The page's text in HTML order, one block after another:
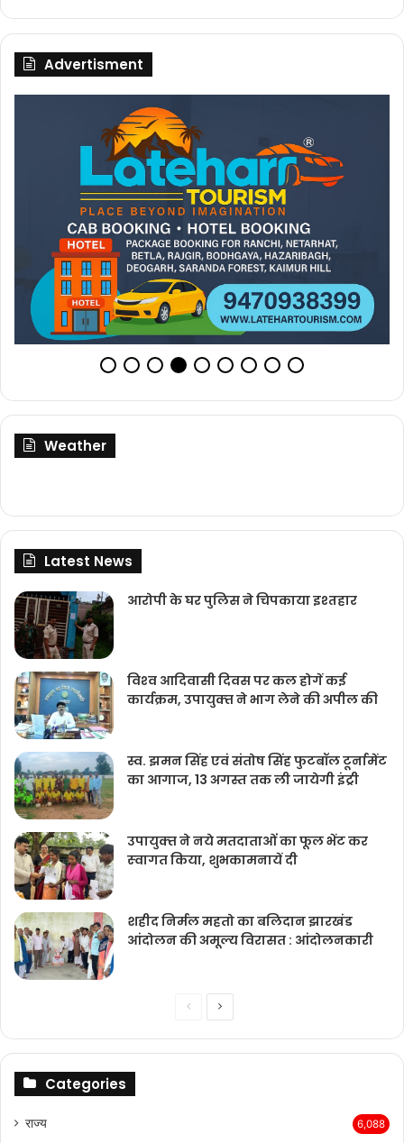
Advertisment
Weather
Latest News
आरोपी के घर पुलिस ने चिपकाया इश्तहार
विश्‍व आदिवासी दिवस पर कल होगें कई
कार्यक्रम, उपायुक्‍त ने भाग लेने की अपील की
स्व. झमन सिंह एवं संतोष सिंह फुटबॉल टूर्नामेंट
का आगाज, 13 अगस्त तक ली जायेगी इंट्री
उपायुक्‍त ने नये मतदाताओंं का फूल भेंट कर
स्‍वागत किया, शुभकामनायें दी
शहीद निर्मल महतो का बलिदान झारखंड
आंदोलन की अमूल्य विरासत : आंदोलनकारी
PreviousNext
Categories
राज्‍य 6,088